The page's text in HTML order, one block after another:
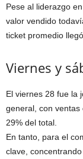
Pese al liderazgo
valor vendido
ticket promedio
Viernes y
El viernes 28 fue la
general, con ventas
29% del total.
En tanto, para el
clave,